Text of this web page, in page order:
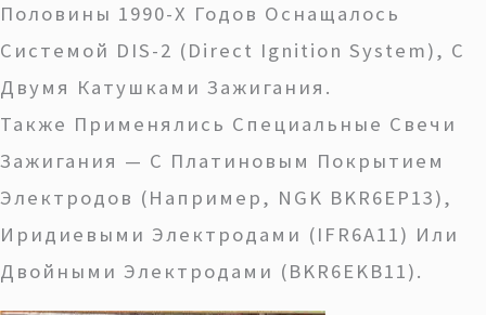
Половины 1990-Х Годов Оснащалось
Системой DIS-2 (Direct Ignition System), С
Двумя Катушками Зажигания.
Также Применялись Специальные Свечи
Зажигания — С Платиновым Покрытием
Электродов (например, NGK BKR6EP13),
Иридиевыми Электродами (IFR6A11) Или
Двойными Электродами (BKR6EKB11).